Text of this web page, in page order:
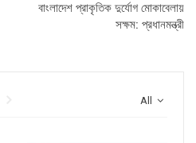
বাংলাদেশ প্রাকৃতিক দুর্যোগ মোকাবেলায়
সক্ষম: প্রধানমন্ত্রী
All